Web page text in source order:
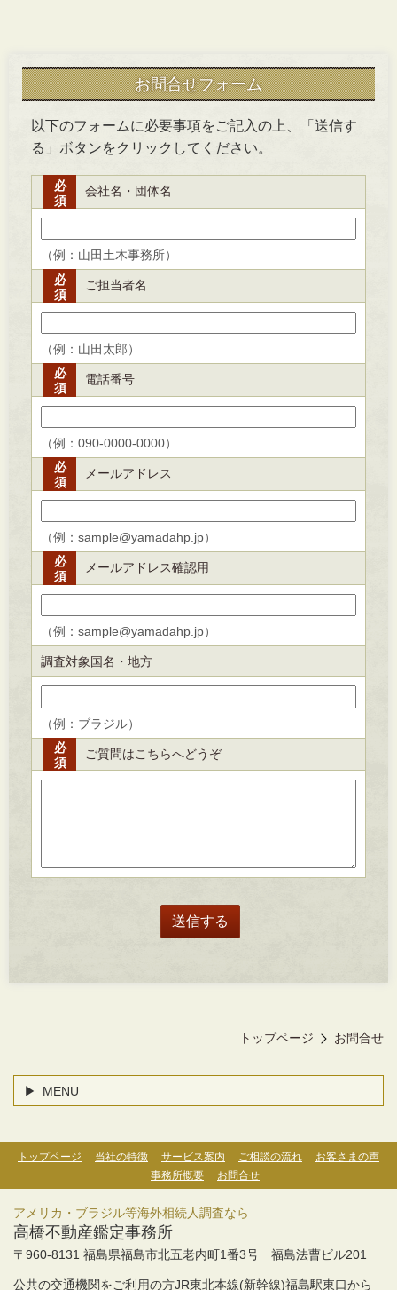
お問合せフォーム
以下のフォームに必要事項をご記入の上、「送信す
る」ボタンをクリックしてください。
会社名・団体名
必
須
（例：山田土木事務所）
ご担当者名
必
須
（例：山田太郎）
電話番号
必
須
（例：090-0000-0000）
メールアドレス
必
須
（例：sample@yamadahp.jp）
メールアドレス確認用
必
須
（例：sample@yamadahp.jp）
調査対象国名・地方
（例：ブラジル）
ご質問はこちらへどうぞ
必
須
トップページ お問合せ
MENU
トップページ 当社の特徴 サービス案内 ご相談の流れ
お客さまの声
事務所概要
お問合せ
アメリカ・ブラジル等海外相続人調査なら
高橋不動産鑑定事務所
〒960-8131 福島県福島市北五老内町1番3号 福島法曹ビル201
公共の交通機関をご利用の方JR東北本線(新幹線)福島駅東口から